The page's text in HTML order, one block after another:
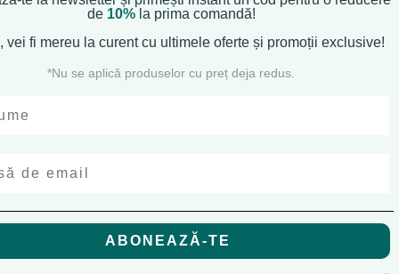
cookiessi cu
Accepta toate cookie-urile
de 10%la prima comandă!
vei fi mereu la curent cu ultimele oferte și promoții exclusive!
*Nu se aplică produselor cu preț deja redus.
ABONEAZĂ-TE